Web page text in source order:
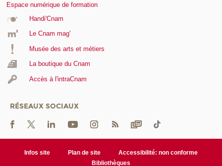
Espace numérique de formation
Handi'Cnam
Le Cnam mag'
Musée des arts et métiers
La boutique du Cnam
Accès à l'intraCnam
RÉSEAUX SOCIAUX
Infos site Plan de site
Accessibilité: non conforme
Bibliothèques